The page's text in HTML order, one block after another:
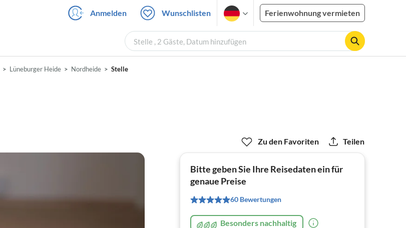
Anmelden Wunschlisten Ferienwohnung vermieten
Stelle , 2 Gäste, Datum hinzufügen
Lüneburger Heide Nordheide Stelle
Zu den Favoriten Teilen
Bitte geben Sie Ihre Reisedaten ein für
genaue Preise
60 Bewertungen
Besonders nachhaltig